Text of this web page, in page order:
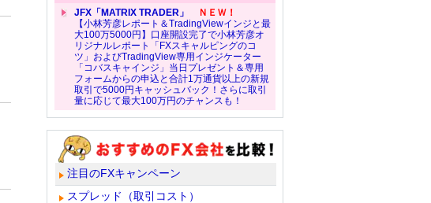
JFX「MATRIX TRADER」
ＮＥＷ！
【小林芳彦レポート＆TradingViewインジと最
大100万5000円】口座開設完了で小林芳彦オ
リジナルレポート「FXスキャルピングのコ
ツ」およびTradingView専用インジケーター
「コバスキャインジ」当日プレゼント＆専用
フォームからの申込と合計1万通貨以上の新規
取引で5000円キャッシュバック！さらに取引
量に応じて最大100万円のチャンスも！
注目のFXキャンペーン
スプレッド（取引コスト）